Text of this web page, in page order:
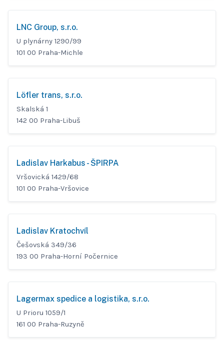
LNC Group, s.r.o.
U plynárny 1290/99
101 00 Praha-Michle
Löfler trans, s.r.o.
Skalská 1
142 00 Praha-Libuš
Ladislav Harkabus - ŠPIRPA
Vršovická 1429/68
101 00 Praha-Vršovice
Ladislav Kratochvíl
Češovská 349/36
193 00 Praha-Horní Počernice
Lagermax spedice a logistika, s.r.o.
U Prioru 1059/1
161 00 Praha-Ruzyně